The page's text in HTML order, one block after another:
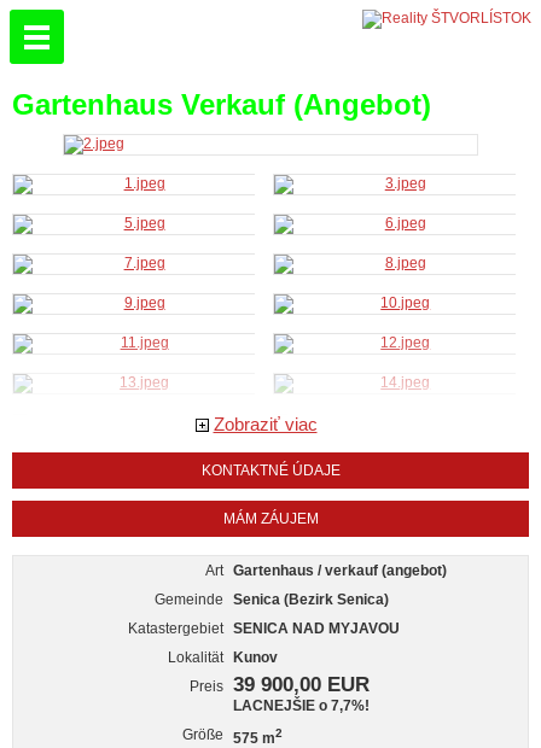
Gartenhaus Verkauf (Angebot)
Zobraziť viac
KONTAKTNÉ ÚDAJE
MÁM ZÁUJEM
Art Gartenhaus / verkauf (angebot)
Gemeinde
Senica (Bezirk Senica)
Katastergebiet SENICA NAD MYJAVOU
Lokalität
Kunov
Preis 39 900,00 EUR
LACNEJŠIE o 7,7%!
Größe
575 m2